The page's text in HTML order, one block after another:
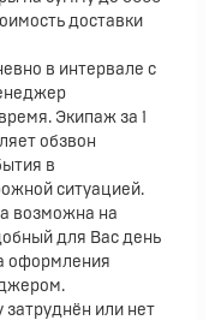
доставки
в интервале с
Экипаж за 1
обзвон
в
ситуацией.
возможна на
для Вас день
оформления
затруднён или нет